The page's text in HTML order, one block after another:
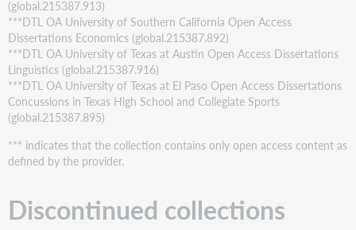
(global.215387.913)
***DTL OA University of Southern California Open Access
Dissertations Economics (global.215387.892)
***DTL OA University of Texas at Austin Open Access Dissertations
Linguistics (global.215387.916)
***DTL OA University of Texas at El Paso Open Access Dissertations
Concussions in Texas High School and Collegiate Sports
(global.215387.895)
*** indicates that the collection contains only open access content as
defined by the provider.
Discontinued collections